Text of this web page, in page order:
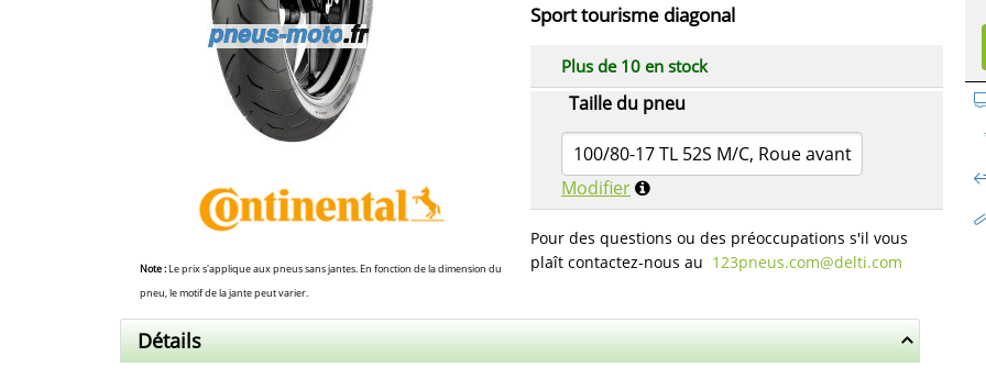
Note :Le prix s'applique aux pneus sans jantes. En fonction de la dimension du
pneu, le motif de la jante peut varier.
Sport tourisme diagonal
Taille du pneu
100/80-17 TL 52S M/C, Roue avant
Modifier
Plus de 10 en stock
Pour des questions ou des préoccupations s'il vous
plaît contactez-nous au 123pneus.com​@delti.com
Détails